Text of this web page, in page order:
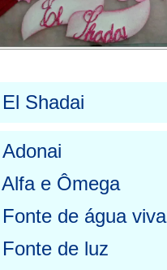
Shadai
Adonai
e Ômega
de água viva
de luz